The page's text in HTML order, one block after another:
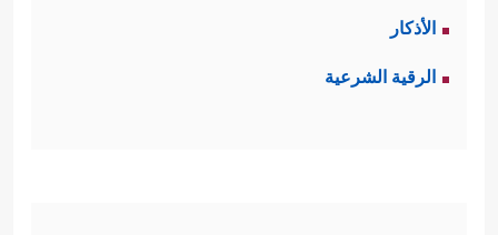
الأذكار
الرقية الشرعية